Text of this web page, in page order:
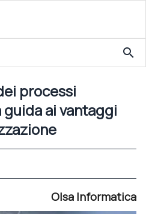
Digitalizzazione dei processi documentali: una guida ai vantaggi della dematerializzazione
search
processi
ai vantaggi
Olsa Informatica